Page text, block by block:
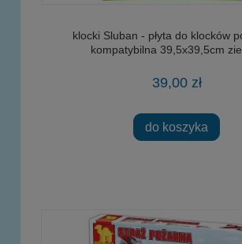
klocki Sluban - płyta do klocków
kompatybilna 39,5x39,5cm
39,00 zł
do koszyka